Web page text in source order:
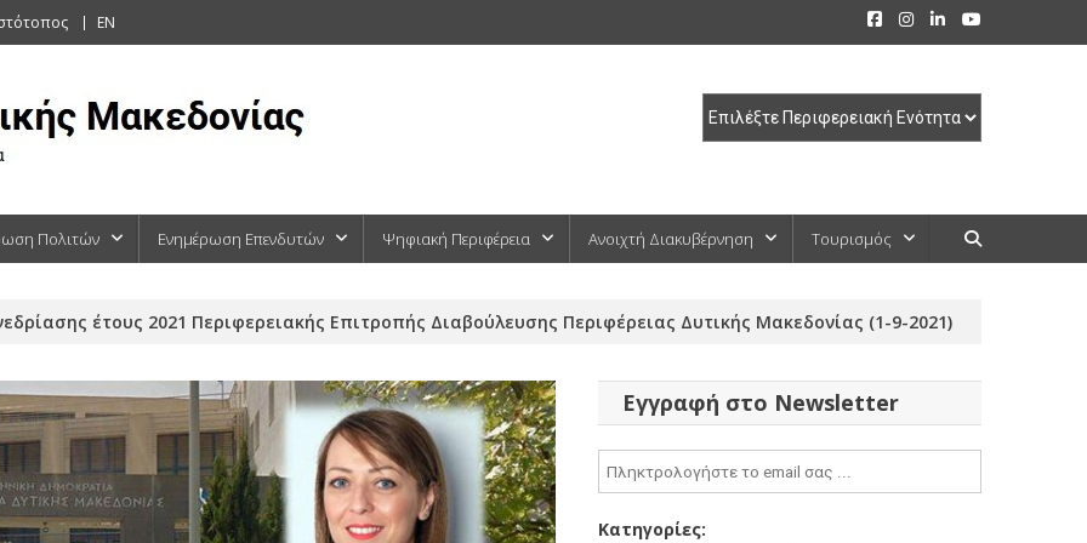
EN
Πολιτών Ενημέρωση Επενδυτών Ψηφιακή Περιφέρεια Ανοιχτή Διακυβέρνηση Τουρισμός
έτους 2021 Περιφερειακής Επιτροπής Διαβούλευσης Περιφέρειας Δυτικής Μακεδονίας (1-9-2021)
Εγγραφή στο Newsletter
Κατηγορίες: